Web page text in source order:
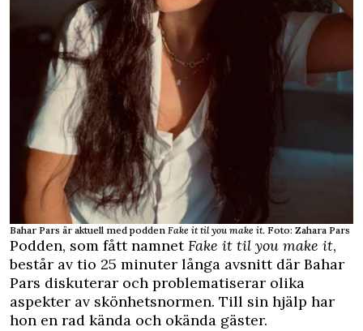
Bahar Pars är aktuell med podden Fake it til you make it. Foto: Zahara Pars
Podden, som fått namnetFake it til you make it,
består av tio 25 minuter långa avsnitt där Bahar
Pars diskuterar och problematiserar olika
aspekter av skönhetsnormen. Till sin hjälp har
hon en rad kända och okända gäster.